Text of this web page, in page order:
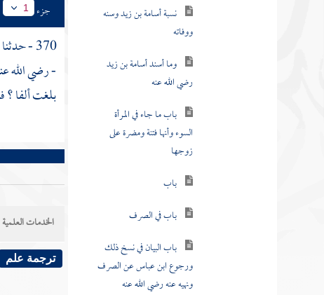
نسبة أسامة بن زيد وسنه
ووفاته
وما أسند أسامة بن زيد
رضي الله عنه
باب ما جاء في المرأة
السوء وأنها فتنة ومضرة على
زوجها
باب
باب في الصرف
باب البيان في نسخ ذلك
ورجوع ابن عباس عن الصرف
ونهيه عنه رضي الله عنه
جزء 1
370 - حدثنا
- رضي الله
بلغت ألفا ؟
الخدمات العلمية
ترجمة علم